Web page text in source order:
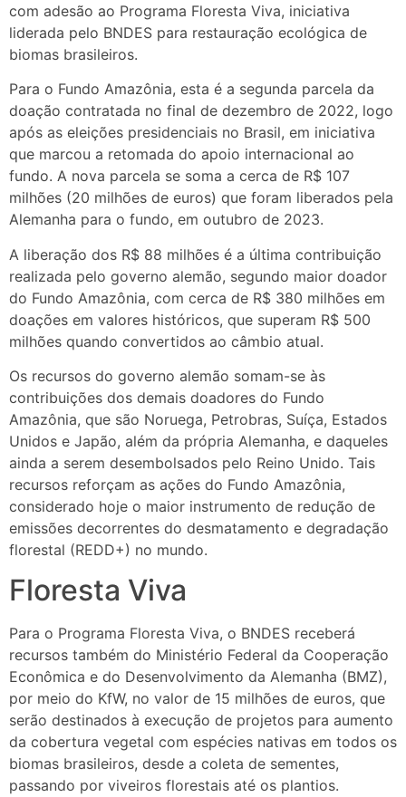
com adesão ao Programa Floresta Viva, iniciativa
liderada pelo BNDES para restauração ecológica de
biomas brasileiros.
Para o Fundo Amazônia, esta é a segunda parcela da
doação contratada no final de dezembro de 2022, logo
após as eleições presidenciais no Brasil, em iniciativa
que marcou a retomada do apoio internacional ao
fundo. A nova parcela se soma a cerca de R$ 107
milhões (20 milhões de euros) que foram liberados pela
Alemanha para o fundo, em outubro de 2023.
A liberação dos R$ 88 milhões é a última contribuição
realizada pelo governo alemão, segundo maior doador
do Fundo Amazônia, com cerca de R$ 380 milhões em
doações em valores históricos, que superam R$ 500
milhões quando convertidos ao câmbio atual.
Os recursos do governo alemão somam-se às
contribuições dos demais doadores do Fundo
Amazônia, que são Noruega, Petrobras, Suíça, Estados
Unidos e Japão, além da própria Alemanha, e daqueles
ainda a serem desembolsados pelo Reino Unido. Tais
recursos reforçam as ações do Fundo Amazônia,
considerado hoje o maior instrumento de redução de
emissões decorrentes do desmatamento e degradação
florestal (REDD+) no mundo.
Floresta Viva
Para o Programa Floresta Viva, o BNDES receberá
recursos também do Ministério Federal da Cooperação
Econômica e do Desenvolvimento da Alemanha (BMZ),
por meio do KfW, no valor de 15 milhões de euros, que
serão destinados à execução de projetos para aumento
da cobertura vegetal com espécies nativas em todos os
biomas brasileiros, desde a coleta de sementes,
passando por viveiros florestais até os plantios.